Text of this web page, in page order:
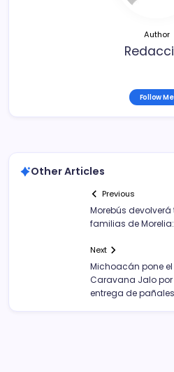
Author
Follow Me
Other Articles
Previous
Morebús
familias de
Next
Michoacán pone
Caravana Jalo
entrega de pañales